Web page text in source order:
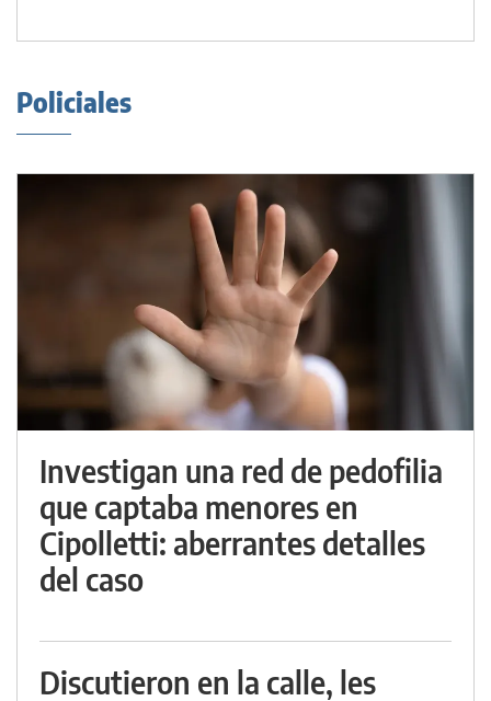
Policiales
Investigan una red de pedofilia
que captaba menores en
Cipolletti: aberrantes detalles
del caso
Discutieron en la calle, les